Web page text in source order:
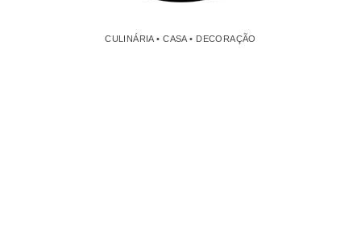
CULINÁRIA • CASA • DECORAÇÃO